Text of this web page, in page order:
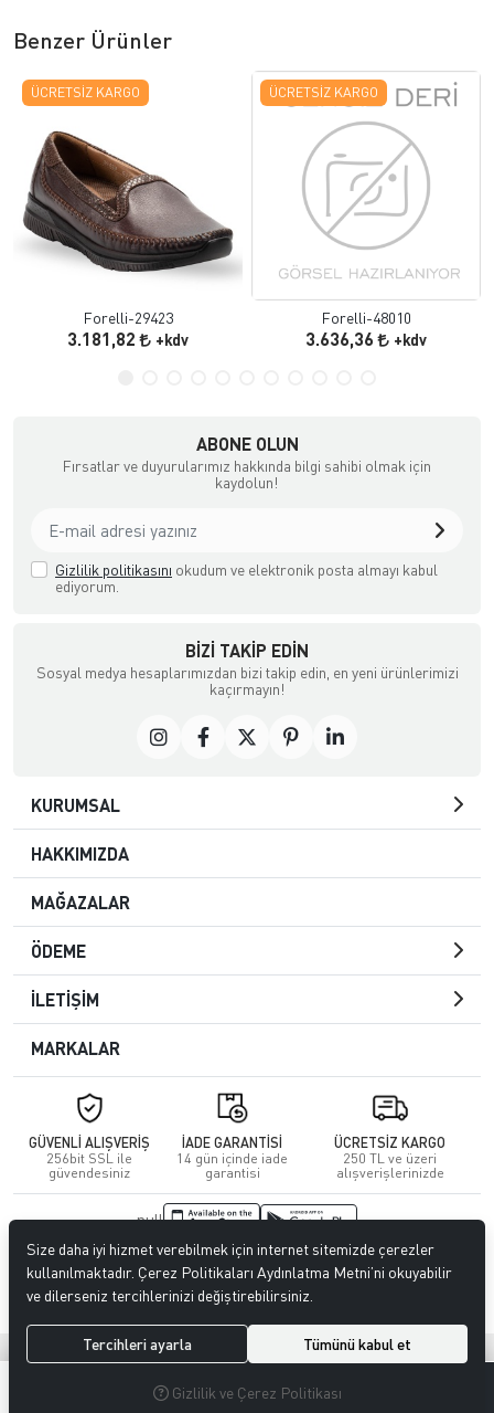
Benzer Ürünler
ÜCRETSIZ KARGO
Forelli-29423
3.181,82 +kdv
ÜCRETSIZ KARGO
Forelli-48010
3.636,36 +kdv
ABONE OLUN
Fırsatlar ve duyurularımız hakkında bilgi sahibi olmak için
kaydolun!
Gizlilik politikasını okudum ve elektronik posta almayı kabul
ediyorum.
BIZI TAKIP EDIN
Sosyal medya hesaplarımızdan bizi takip edin, en yeni ürünlerimizi
kaçırmayın!
KURUMSAL
HAKKIMIZDA
MAĞAZALAR
ÖDEME
İLETİŞİM
MARKALAR
GÜVENLİ ALIŞVERİŞ
256bit SSL ile
güvendesiniz
İADE GARANTİSİ
14 gün içinde iade
garantisi
ÜCRETSİZ KARGO
250 TL ve üzeri
alışverişlerinizde
null
© 2023CENGİZ DERİ. Tüm hakları saklıdır.
Hipotenüs ®Yeni Nesil E-Ticaret Sistemleri ile Hazırlanmıştır.
Size daha iyi hizmet verebilmek için internet sitemizde çerezler
kullanılmaktadır. Çerez Politikaları Aydınlatma Metni’ni okuyabilir
ve dilerseniz tercihlerinizi değiştirebilirsiniz.
Tercihleri ayarla Tümünü kabul et
Gizlilik ve Çerez Politikası